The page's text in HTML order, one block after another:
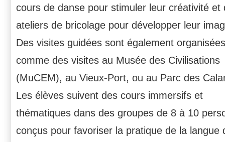
cours de danse pour stimuler leur créativité et
ateliers de bricolage pour développer leur
Des visites guidées sont également
comme des visites au Musée des Civilisations
(MuCEM), au Vieux-Port, ou au Parc des
Les élèves suivent des cours immersifs et
thématiques dans des groupes de 8 à 10
conçus pour favoriser la pratique de la langue